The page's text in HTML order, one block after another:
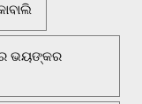
ଭୟଙ୍କର